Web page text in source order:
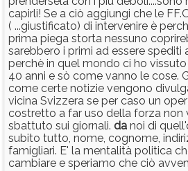
capirli! Se a ciò aggiungi che le
( ...giustificato) di intervenire è
prima piega storta nessuno
sarebbero i primi ad essere spediti
perchè in quel mondo ci ho
40 anni e sò come vanno le cose.
come certe notizie vengono
vicina Svizzera se per caso un
costretto a far uso della forza non
sbattuto sui giornali. da noi di
subito tutto, nome, cognome,
famigliari. E' la mentalità politica
cambiare e speriamo che ciò